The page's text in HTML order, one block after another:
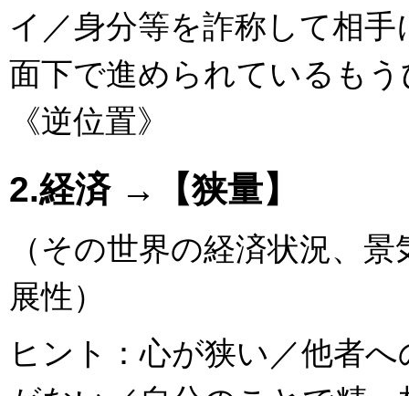
イ／身分等を詐称して相
面下で進められているも
《逆位置》
2.経済 →【狭量】
（その世界の経済状況、
展性）
ヒント：心が狭い／他者